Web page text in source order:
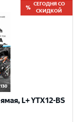
СЕГОДНЯ СО
СКИДКОЙ
L+ YTX12-BS